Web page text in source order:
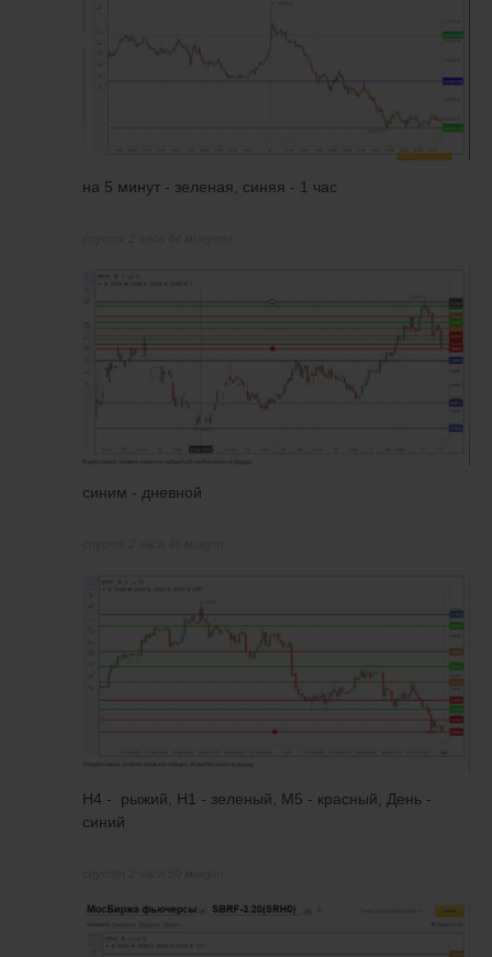
на 5 минут - зеленая, синяя - 1 час
синим - дневной
H4 - рыжий, H1 - зеленый, М5 - красный, День -
синий